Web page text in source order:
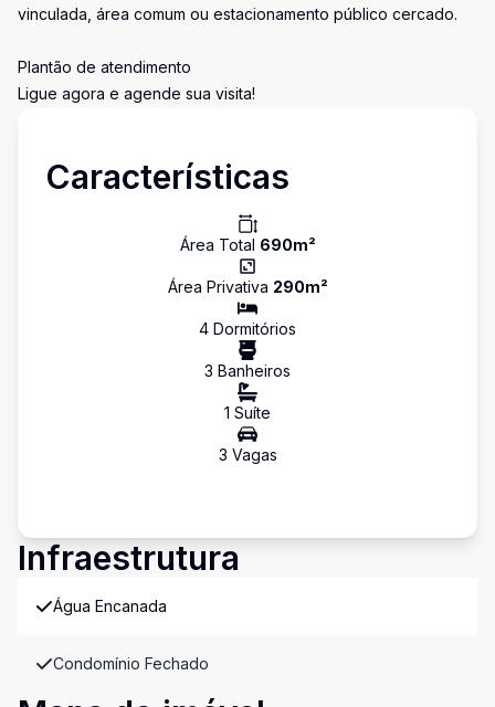
vinculada, área comum ou estacionamento público cercado.
Plantão de atendimento
Ligue agora e agende sua visita!
Características
Área Total 690m²
Área Privativa 290m²
4 Dormitórios
3 Banheiros
1 Suíte
3 Vagas
Infraestrutura
Água Encanada
Condomínio Fechado